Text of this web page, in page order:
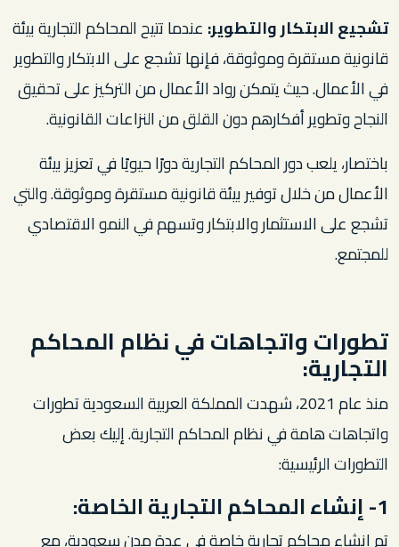
تشجيع الابتكار والتطوير: عندما تتيح المحاكم التجارية بيئة
قانونية مستقرة وموثوقة، فإنها تشجع على الابتكار والتطوير
في الأعمال. حيث يتمكن رواد الأعمال من التركيز على تحقيق
النجاح وتطوير أفكارهم دون القلق من النزاعات القانونية.
باختصار، يلعب دور المحاكم التجارية دورًا حيويًا في تعزيز بيئة
الأعمال من خلال توفير بيئة قانونية مستقرة وموثوقة. والتي
تشجع على الاستثمار والابتكار وتسهم في النمو الاقتصادي
للمجتمع.
تطورات واتجاهات في نظام المحاكم
التجارية:
منذ عام 2021، شهدت المملكة العربية السعودية تطورات
واتجاهات هامة في نظام المحاكم التجارية. إليك بعض
التطورات الرئيسية:
1- إنشاء المحاكم التجارية الخاصة:
تم إنشاء محاكم تجارية خاصة في عدة مدن سعودية، مع